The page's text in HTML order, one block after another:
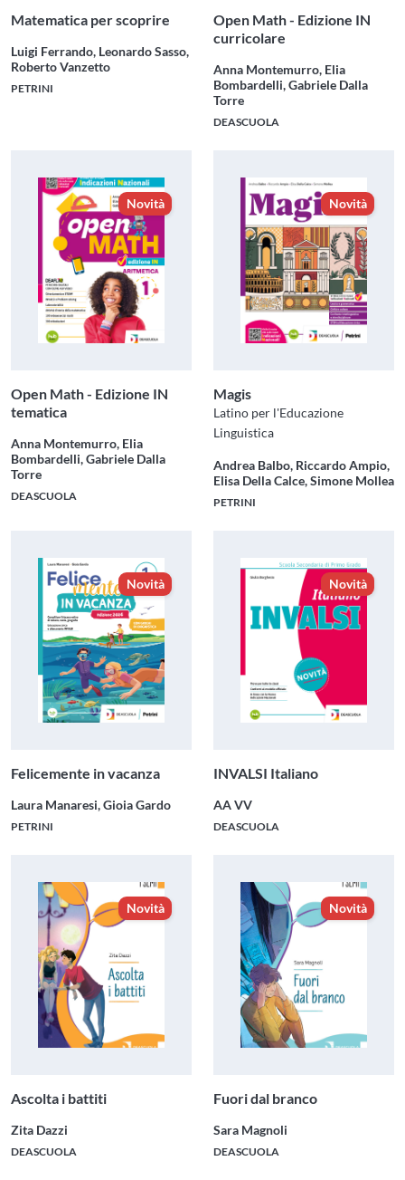
Matematica per scoprire
Luigi Ferrando, Leonardo Sasso,
Roberto Vanzetto
PETRINI
Open Math - Edizione IN
curricolare
Anna Montemurro, Elia
Bombardelli, Gabriele Dalla
Torre
DEASCUOLA
Novità
Open Math - Edizione IN
tematica
Anna Montemurro, Elia
Bombardelli, Gabriele Dalla
Torre
DEASCUOLA
Novità
Magis
Latino per l'Educazione
Linguistica
Andrea Balbo, Riccardo Ampio,
Elisa Della Calce, Simone Mollea
PETRINI
Novità
Felicemente in vacanza
Laura Manaresi, Gioia Gardo
PETRINI
Novità
INVALSI Italiano
AA VV
DEASCUOLA
Novità
Ascolta i battiti
Zita Dazzi
DEASCUOLA
Novità
Fuori dal branco
Sara Magnoli
DEASCUOLA